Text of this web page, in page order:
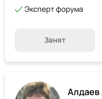
Эксперт форума
Занят
Алдаев